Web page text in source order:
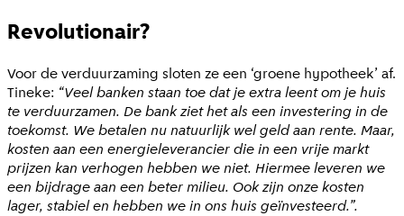
Revolutionair?
Voor de verduurzaming sloten ze een ‘groene hypotheek’ af.
Tineke: “Veel banken staan toe dat je extra leent om je huis
te verduurzamen. De bank ziet het als een investering in de
toekomst. We betalen nu natuurlijk wel geld aan rente. Maar,
kosten aan een energieleverancier die in een vrije markt
prijzen kan verhogen hebben we niet. Hiermee leveren we
een bijdrage aan een beter milieu. Ook zijn onze kosten
lager, stabiel en hebben we in ons huis geïnvesteerd.”.